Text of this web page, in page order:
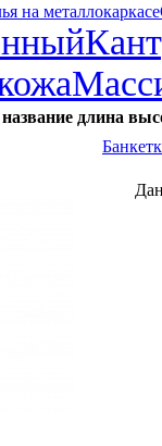
на металлокаркасе
название длина